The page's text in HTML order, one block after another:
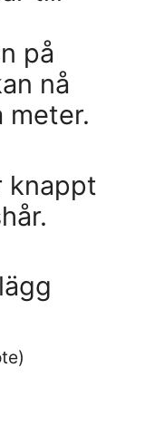
på
nå
meter.
knappt